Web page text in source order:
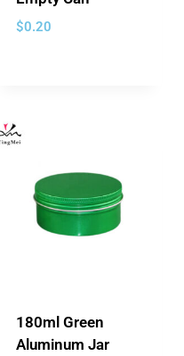
$0.20
180ml Green
Aluminum Jar